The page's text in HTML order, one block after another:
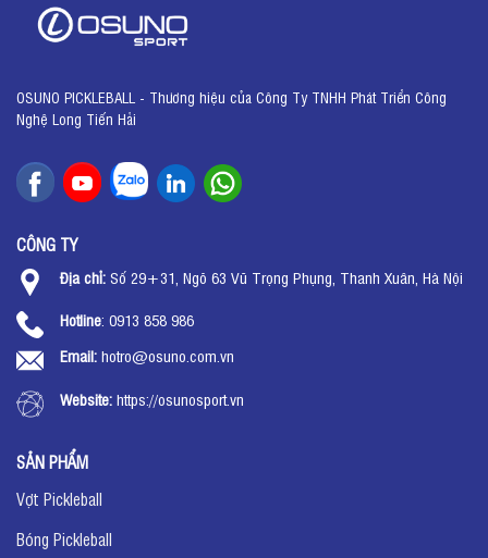
OSUNO PICKLEBALL - Thương hiệu của Công Ty TNHH Phát Triển Công
Nghệ Long Tiến Hải
CÔNG TY
Địa chỉ: Số 29+31, Ngõ 63 Vũ Trọng Phụng, Thanh Xuân, Hà Nội
Hotline: 0913 858 986
Email: hotro@osuno.com.vn
Website: https://osunosport.vn
SẢN PHẨM
Vợt Pickleball
Bóng Pickleball